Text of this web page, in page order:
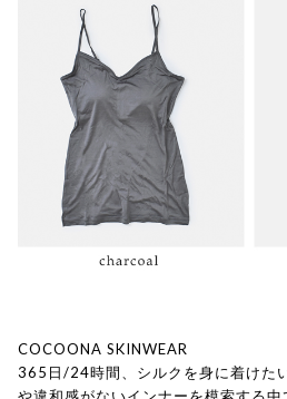
COCOONA SKINWEAR
365日/24時間、シルクを身に着けた